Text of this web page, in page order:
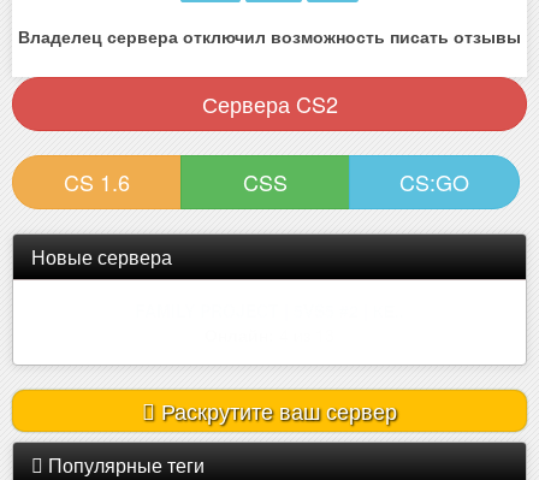
Владелец сервера отключил возможность писать отзывы
Сервера CS2
CS 1.6 CSS CS:GO
Новые сервера
Раскрутите ваш сервер
Популярные теги